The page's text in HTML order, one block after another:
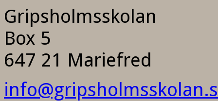
Gripsholmsskolan
Box 5
647 21 Mariefred